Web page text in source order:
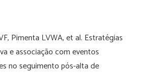
Pimenta LVWA, et al. Estratégias
e associação com eventos
no seguimento pós-alta de